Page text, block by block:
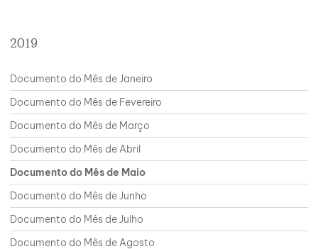
2019
Documento do Mês de Janeiro
Documento do Mês de Fevereiro
Documento do Mês de Março
Documento do Mês de Abril
Documento do Mês de Maio
Documento do Mês de Junho
Documento do Mês de Julho
Documento do Mês de Agosto